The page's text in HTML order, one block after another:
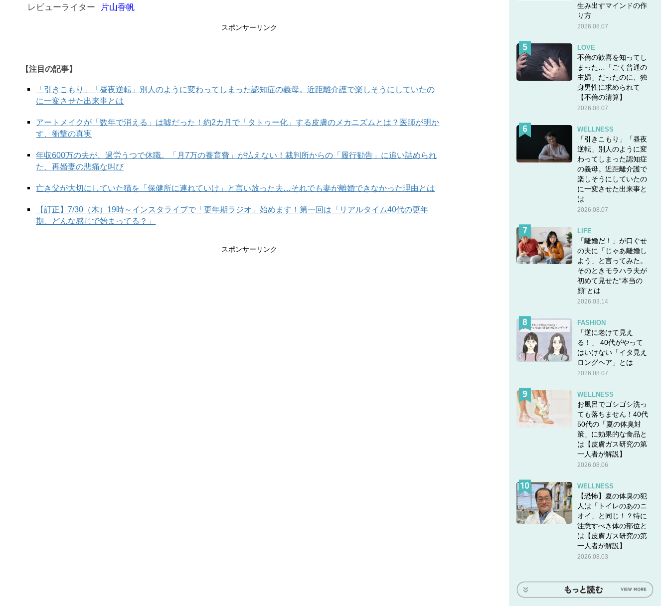
「〜く」の送り仮名から「なげく」と読んだ人がいるかもしれませんが、残念ながらそれは不正解。「なげく」は漢
字で「嘆く・歎く」と表され、「嘶く」とは異なります。
まずは正解を見てみましょう。
正解は……
レビューライター 片山香帆
スポンサーリンク
【注目の記事】
「引きこもり」「昼夜逆転」別人のように変わってしまった認知症の義母。近距離介護で楽しそうにしていたの
に一変させた出来事とは
アートメイクが「数年で消える」は嘘だった！約2カ月で「タトゥー化」する皮膚のメカニズムとは？医師が明か
す、衝撃の真実
年収600万の夫が、過労うつで休職。「月7万の養育費」が払えない！裁判所からの「履行勧告」に追い詰められ
た、再婚妻の悲痛な叫び
亡き父が大切にしていた猫を「保健所に連れていけ」と言い放った夫…それでも妻が離婚できなかった理由とは
【訂正】7/30（木）19時～インスタライブで「更年期ラジオ」始めます！第一回は「リアルタイム40代の更年
期、どんな感じで始まってる？」
スポンサーリンク
生み出すマインドの作
り方
2026.08.07
LOVE
不倫の歓喜を知ってし
まった…「ごく普通の
主婦」だったのに、独
身男性に求められて
【不倫の清算】
2026.08.07
WELLNESS
「引きこもり」「昼夜
逆転」別人のように変
わってしまった認知症
の義母。近距離介護で
楽しそうにしていたの
に一変させた出来事と
は
2026.08.07
LIFE
「離婚だ！」が口ぐせ
の夫に「じゃあ離婚し
よう」と言ってみた。
そのときモラハラ夫が
初めて見せた“本当の
顔”とは
2026.03.14
FASHION
「逆に老けて見え
る！」 40代がやって
はいけない「イタ見え
ロングヘア」とは
2026.08.07
WELLNESS
お風呂でゴシゴシ洗っ
ても落ちません！40代
50代の「夏の体臭対
策」に効果的な食品と
は【皮膚ガス研究の第
一人者が解説】
2026.08.06
WELLNESS
【恐怖】夏の体臭の犯
人は「トイレのあのニ
オイ」と同じ！？特に
注意すべき体の部位と
は【皮膚ガス研究の第
一人者が解説】
2026.08.03